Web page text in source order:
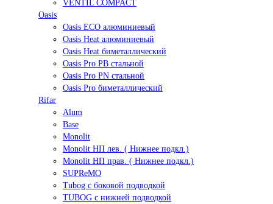
VENTIL COMPACT
Oasis
Oasis ECO алюминиевый
Oasis Heat алюминиевый
Oasis Heat биметаллический
Oasis Pro PB стальной
Oasis Pro PN стальной
Oasis Pro биметаллический
Rifar
Alum
Base
Monolit
Monolit НП лев. ( Нижнее подкл.)
Monolit НП прав. ( Нижнее подкл.)
SUPReMO
Tubog с боковой подводкой
TUBOG с нижней подводкой